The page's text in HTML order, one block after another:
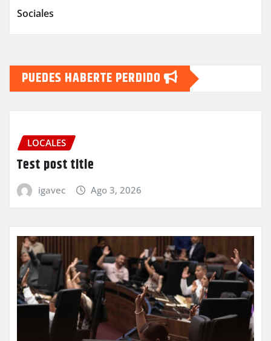
Sociales
PUEDES HABERTE PERDIDO
LOCALES
Test post title
igavec Ago 3, 2026